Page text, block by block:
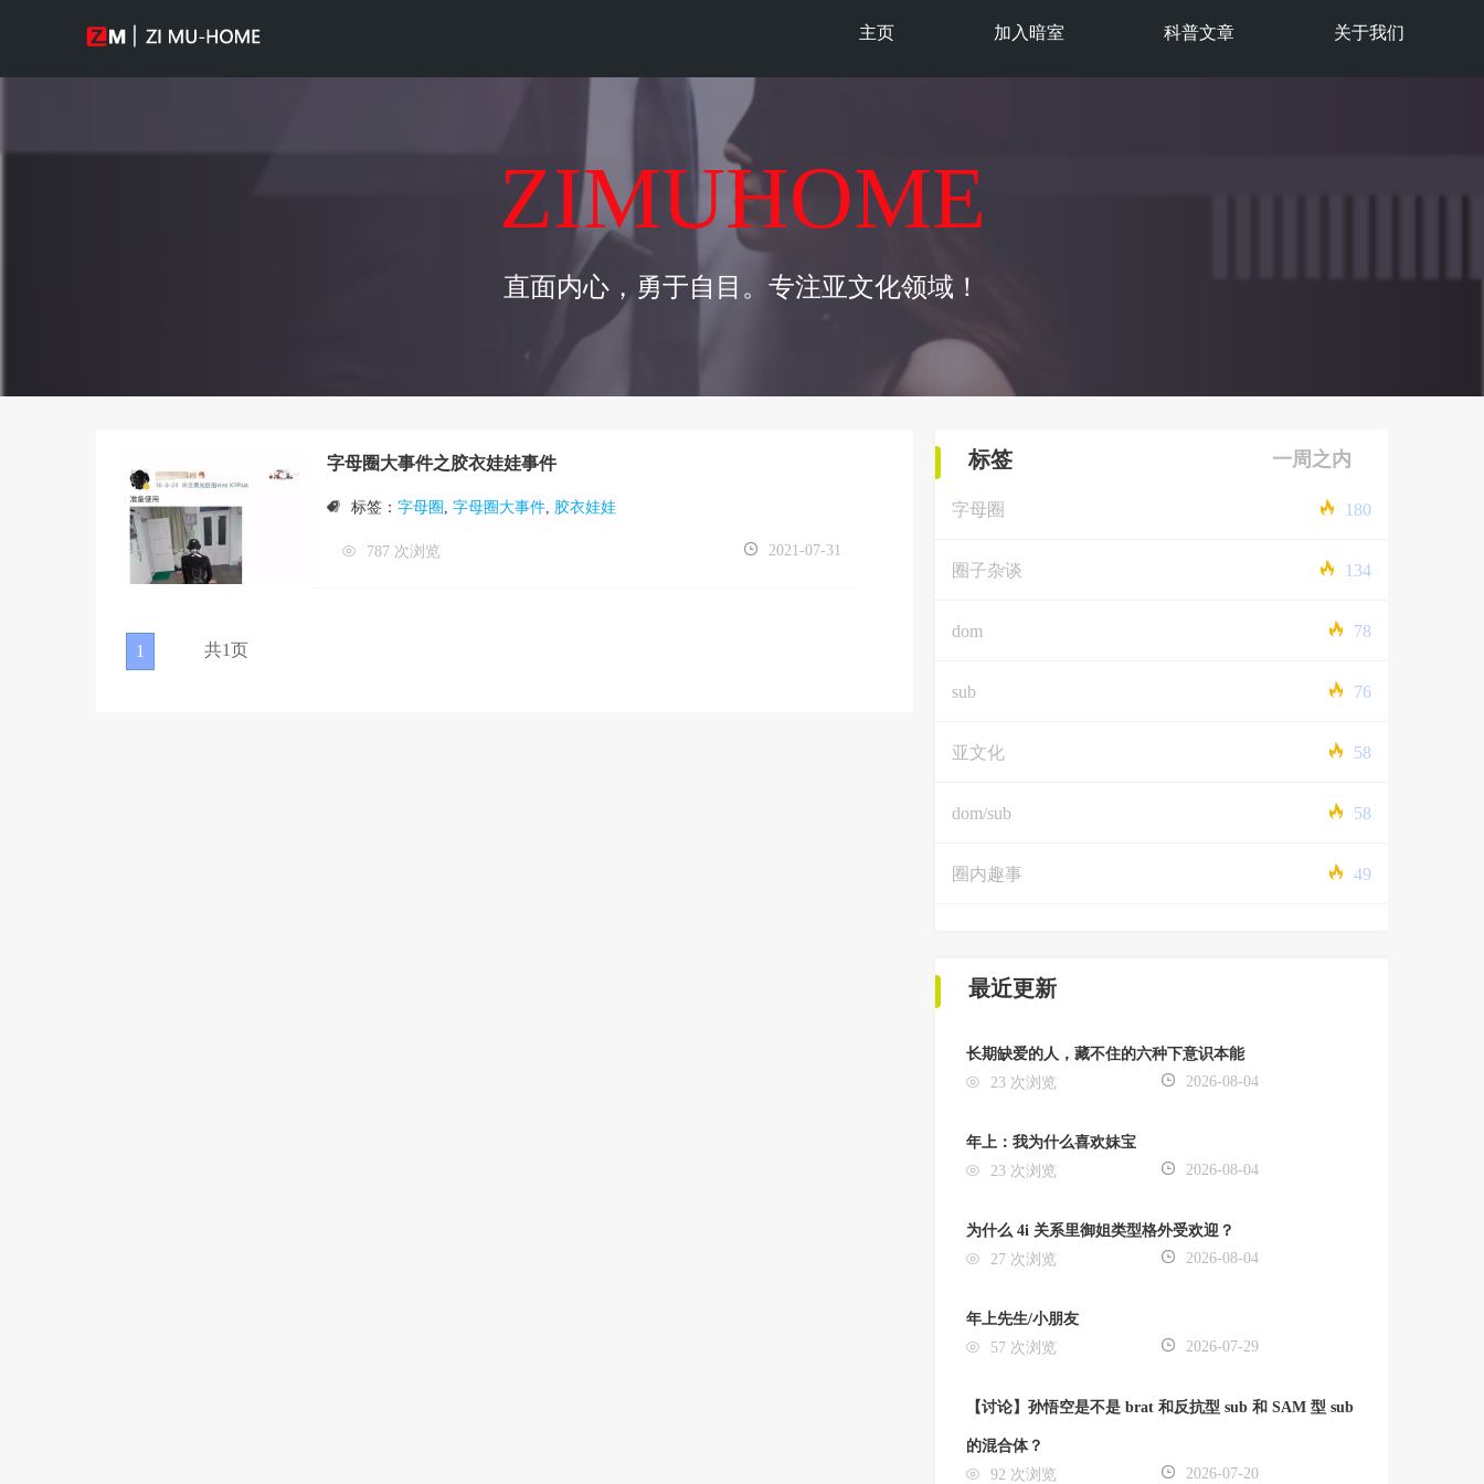
主页 加入暗室 科普文章 关于我们
ZIMUHOME
直面内心，勇于自目。专注亚文化领域！
字母圈大事件之胶衣娃娃事件
标签： 字母圈 字母圈大事件 胶衣娃娃
787 次浏览 2021-07-31
1 共1页
标签 一周之内
字母圈 180
圈子杂谈 134
dom 78
sub 76
亚文化 58
dom/sub 58
圈内趣事 49
最近更新
长期缺爱的人，藏不住的六种下意识本能
23 次浏览
2026-08-04
年上：我为什么喜欢妹宝
23 次浏览
2026-08-04
为什么 4i 关系里御姐类型格外受欢迎？
27 次浏览
2026-08-04
年上先生/小朋友
57 次浏览
2026-07-29
【讨论】孙悟空是不是 brat 和反抗型 sub 和 SAM 型 sub
的混合体？
92 次浏览
2026-07-20